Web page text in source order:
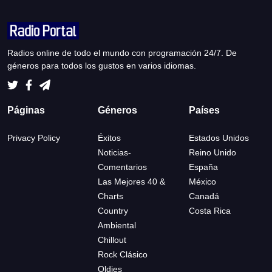
Radios online de todo el mundo con programación 24/7. De
géneros para todos los gustos en varios idiomas.
Páginas
Privacy Policy
Géneros
Éxitos
Noticias-
Comentarios
Las Mejores 40 &
Charts
Country
Ambiental
Chillout
Rock Clásico
Oldies
Países
Estados Unidos
Reino Unido
España
México
Canadá
Costa Rica